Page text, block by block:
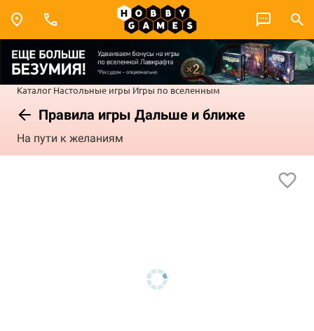
Каталог Настольные игры Игры по вселенным
Правила игры Дальше и ближе
На пути к желаниям